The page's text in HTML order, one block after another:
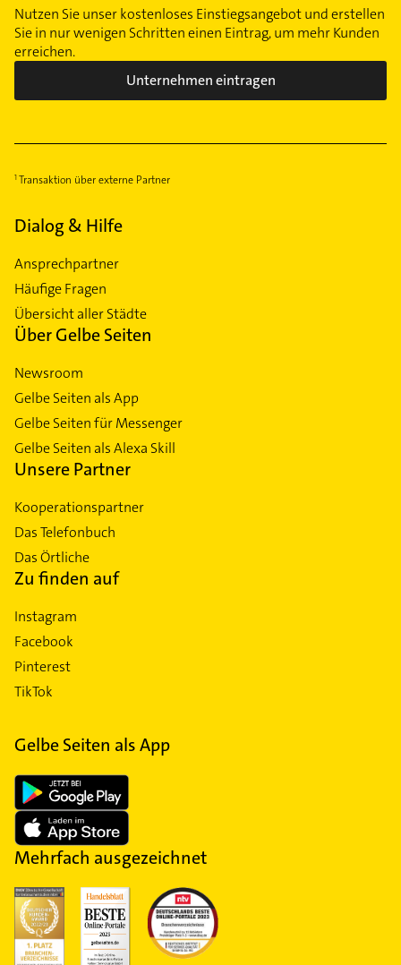
Nutzen Sie unser kostenloses Einstiegsangebot und erstellen
Sie in nur wenigen Schritten einen Eintrag, um mehr Kunden
erreichen.
Unternehmen eintragen
Transaktion über externe Partner
Dialog & Hilfe
Ansprechpartner
Häufige Fragen
Übersicht aller Städte
Über Gelbe Seiten
Newsroom
Gelbe Seiten als App
Gelbe Seiten für Messenger
Gelbe Seiten als Alexa Skill
Unsere Partner
Kooperationspartner
Das Telefonbuch
Das Örtliche
Zu finden auf
Instagram
Facebook
Pinterest
TikTok
Gelbe Seiten als App
Mehrfach ausgezeichnet